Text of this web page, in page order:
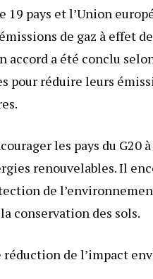
19 pays et l’Union
de gaz à effet
accord a été conclu
pour réduire leurs
les pays du
renouvelables. Il
de
conservation des sols.
réduction de l’impact